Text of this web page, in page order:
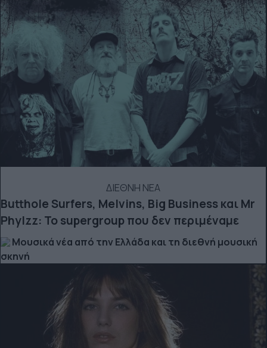
ΔΙΕΘΝΗ ΝΕΑ
Butthole Surfers, Melvins, Big Business και Mr
Phylzz: Το supergroup που δεν περιμέναμε
Μουσικά νέα από την Ελλάδα και τη διεθνή μουσική
σκηνή